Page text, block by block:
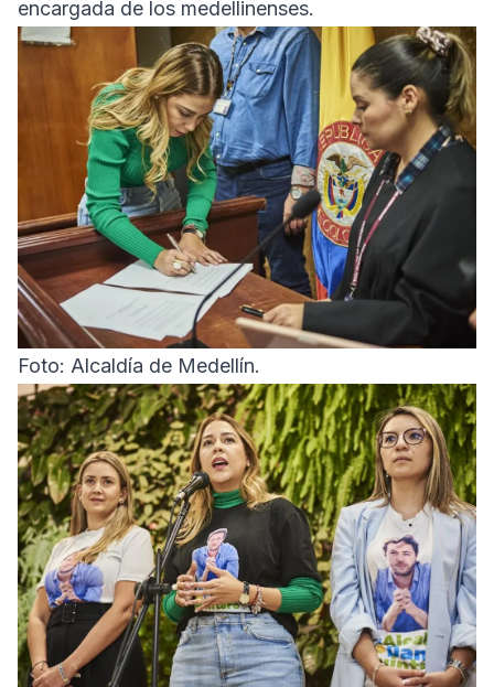
encargada de los medellinenses.
Foto: Alcaldía de Medellín.